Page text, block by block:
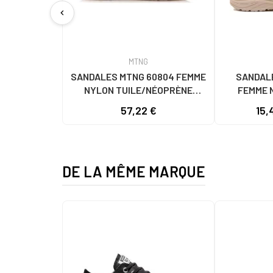
chevron_left
MTNG
SANDALES MTNG 60804 FEMME
NYLON TUILE/NÉOPRÈNE
NEOPRENE TAUPE
57,22 €
FEMME
-
DE LA MÊME MARQUE